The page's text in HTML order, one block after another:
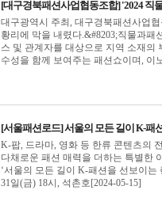
[대구경북패션사업협동조합] '2024 직
대구광역시 주최, 대구경북패션사업
황리에 막을 내렸다.&#8203;직물과패
스 및 관계자를 대상으로 지역 소재의
수성을 함께 보여주는 패션쇼이며, 이
[서울패션로드] 서울의 모든 길이 K-패
K-팝, 드라마, 영화 등 한류 콘텐츠의
다채로운 패션 매력을 더하는 특별한
‘서울의 모든 길이 K-패션을 선보이
31일(금) 18시, 석촌호[2024-05-15]